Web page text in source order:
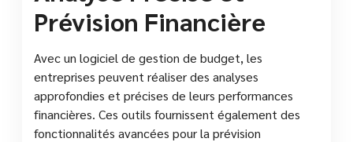
Prévision Financière
Avec un logiciel de gestion de budget, les
entreprises peuvent réaliser des analyses
approfondies et précises de leurs performances
financières. Ces outils fournissent également des
fonctionnalités avancées pour la prévision